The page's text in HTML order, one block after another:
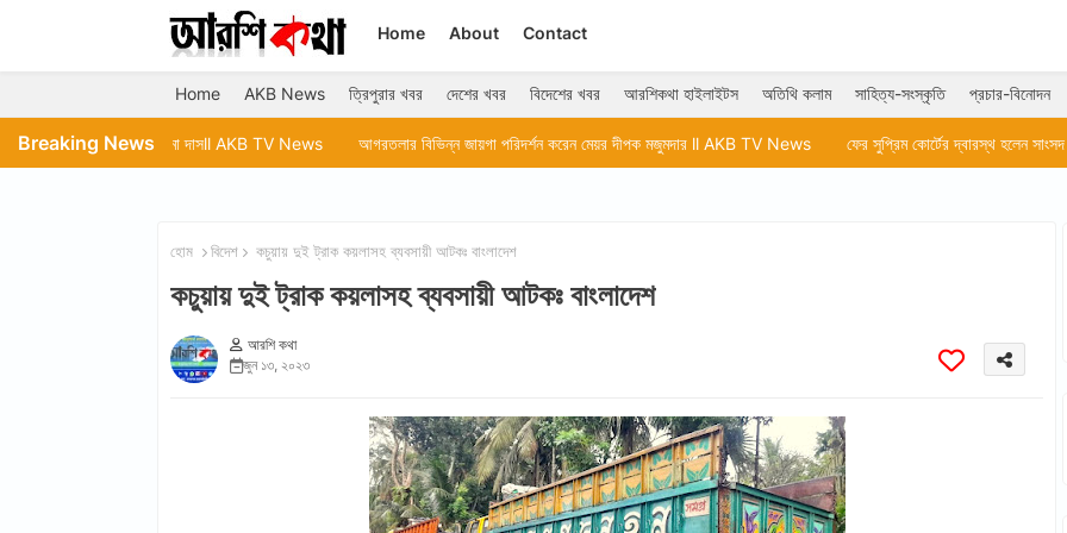
Home About Contact
Home AKB News ত্রিপুরার খবর দেশের খবর বিদেশের খবর আরশিকথা হাইলাইটস অতিথি কলাম সাহিত্য-সংস্কৃতি প্রচার-বিনোদন
Breaking News
রুমা দাসll AKB TV News আগরতলার বিভিন্ন জায়গা পরিদর্শন করেন মেয়র দীপক মজুমদার ll AKB TV News ফের সুপ্রিম কোর্টের দ্বারস্থ হলেন সাংসদ অভিষেক
হোম বিদেশ কচুয়ায় দুই ট্রাক কয়লাসহ ব্যবসায়ী আটকঃ বাংলাদেশ
কচুয়ায় দুই ট্রাক কয়লাসহ ব্যবসায়ী আটকঃ বাংলাদেশ
আরশি কথা
জুন ১৩, ২০২৩